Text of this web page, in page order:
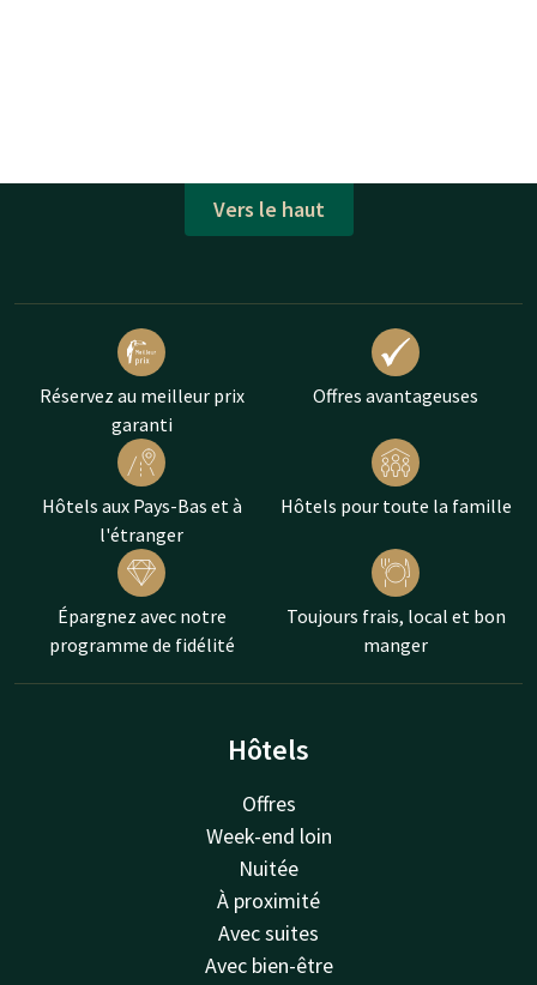
Vers le haut
Réservez au meilleur prix
garanti
Offres avantageuses
Hôtels aux Pays-Bas et à
l'étranger
Hôtels pour toute la famille
Épargnez avec notre
programme de fidélité
Toujours frais, local et bon
manger
Hôtels
Offres
Week-end loin
Nuitée
À proximité
Avec suites
Avec bien-être